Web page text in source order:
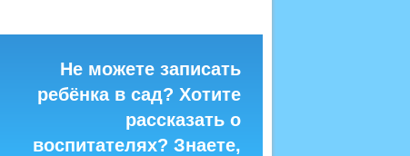
Не можете записать
ребёнка в сад? Хотите
рассказать о
воспитателях? Знаете,